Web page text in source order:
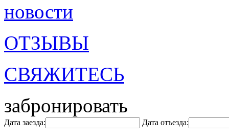
новости
ОТЗЫВЫ
СВЯЖИТЕСЬ
забронировать
Дата заезда: Дата отъезда: